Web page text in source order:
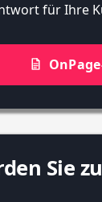
für Ihre
Sie